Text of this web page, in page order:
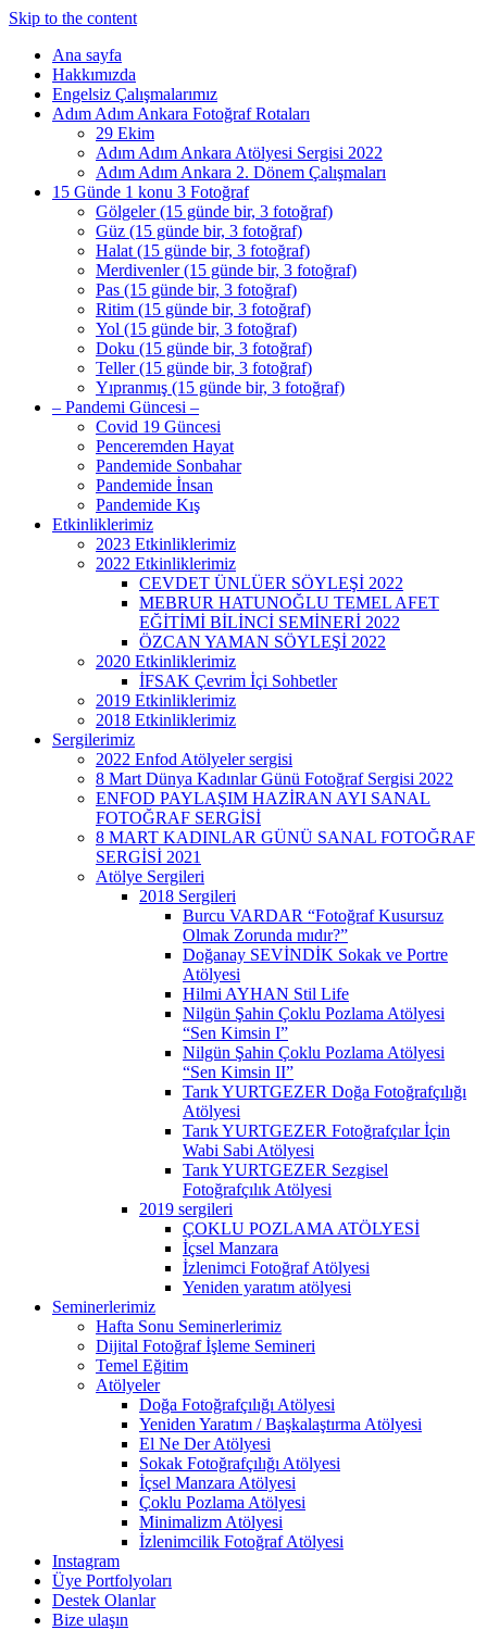
Skip to the content
Ana sayfa
Hakkımızda
Engelsiz Çalışmalarımız
Adım Adım Ankara Fotoğraf Rotaları
29 Ekim
Adım Adım Ankara Atölyesi Sergisi 2022
Adım Adım Ankara 2. Dönem Çalışmaları
15 Günde 1 konu 3 Fotoğraf
Gölgeler (15 günde bir, 3 fotoğraf)
Güz (15 günde bir, 3 fotoğraf)
Halat (15 günde bir, 3 fotoğraf)
Merdivenler (15 günde bir, 3 fotoğraf)
Pas (15 günde bir, 3 fotoğraf)
Ritim (15 günde bir, 3 fotoğraf)
Yol (15 günde bir, 3 fotoğraf)
Doku (15 günde bir, 3 fotoğraf)
Teller (15 günde bir, 3 fotoğraf)
Yıpranmış (15 günde bir, 3 fotoğraf)
– Pandemi Güncesi –
Covid 19 Güncesi
Penceremden Hayat
Pandemide Sonbahar
Pandemide İnsan
Pandemide Kış
Etkinliklerimiz
2023 Etkinliklerimiz
2022 Etkinliklerimiz
CEVDET ÜNLÜER SÖYLEŞİ 2022
MEBRUR HATUNOĞLU TEMEL AFET
EĞİTİMİ BİLİNCİ SEMİNERİ 2022
ÖZCAN YAMAN SÖYLEŞİ 2022
2020 Etkinliklerimiz
İFSAK Çevrim İçi Sohbetler
2019 Etkinliklerimiz
2018 Etkinliklerimiz
Sergilerimiz
2022 Enfod Atölyeler sergisi
8 Mart Dünya Kadınlar Günü Fotoğraf Sergisi 2022
ENFOD PAYLAŞIM HAZİRAN AYI SANAL
FOTOĞRAF SERGİSİ
8 MART KADINLAR GÜNÜ SANAL FOTOĞRAF
SERGİSİ 2021
Atölye Sergileri
2018 Sergileri
Burcu VARDAR “Fotoğraf Kusursuz
Olmak Zorunda mıdır?”
Doğanay SEVİNDİK Sokak ve Portre
Atölyesi
Hilmi AYHAN Stil Life
Nilgün Şahin Çoklu Pozlama Atölyesi
“Sen Kimsin I”
Nilgün Şahin Çoklu Pozlama Atölyesi
“Sen Kimsin II”
Tarık YURTGEZER Doğa Fotoğrafçılığı
Atölyesi
Tarık YURTGEZER Fotoğrafçılar İçin
Wabi Sabi Atölyesi
Tarık YURTGEZER Sezgisel
Fotoğrafçılık Atölyesi
2019 sergileri
ÇOKLU POZLAMA ATÖLYESİ
İçsel Manzara
İzlenimci Fotoğraf Atölyesi
Yeniden yaratım atölyesi
Seminerlerimiz
Hafta Sonu Seminerlerimiz
Dijital Fotoğraf İşleme Semineri
Temel Eğitim
Atölyeler
Doğa Fotoğrafçılığı Atölyesi
Yeniden Yaratım / Başkalaştırma Atölyesi
El Ne Der Atölyesi
Sokak Fotoğrafçılığı Atölyesi
İçsel Manzara Atölyesi
Çoklu Pozlama Atölyesi
Minimalizm Atölyesi
İzlenimcilik Fotoğraf Atölyesi
Instagram
Üye Portfolyoları
Destek Olanlar
Bize ulaşın